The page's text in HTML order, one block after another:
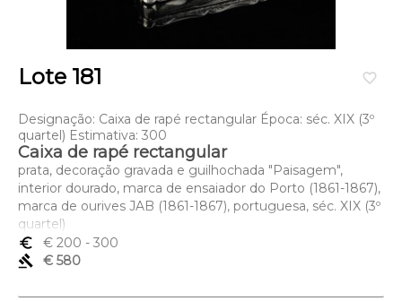
favorite_border
Lote 181
Designação: Caixa de rapé rectangular Época: séc. XIX (3º
quartel) Estimativa: 300
Caixa de rapé rectangular
prata, decoração gravada e guilhochada "Paisagem",
interior dourado, marca de ensaiador do Porto (1861-1867),
marca de ourives JAB (1861-1867), portuguesa, séc. XIX (3º
quartel)
Dimensões (altura x comprimento x largura) - 2 x 7 x 3,5
cm; Peso - 67,5 grs.
euro_symbol € 200 - 300
gavel
€ 580